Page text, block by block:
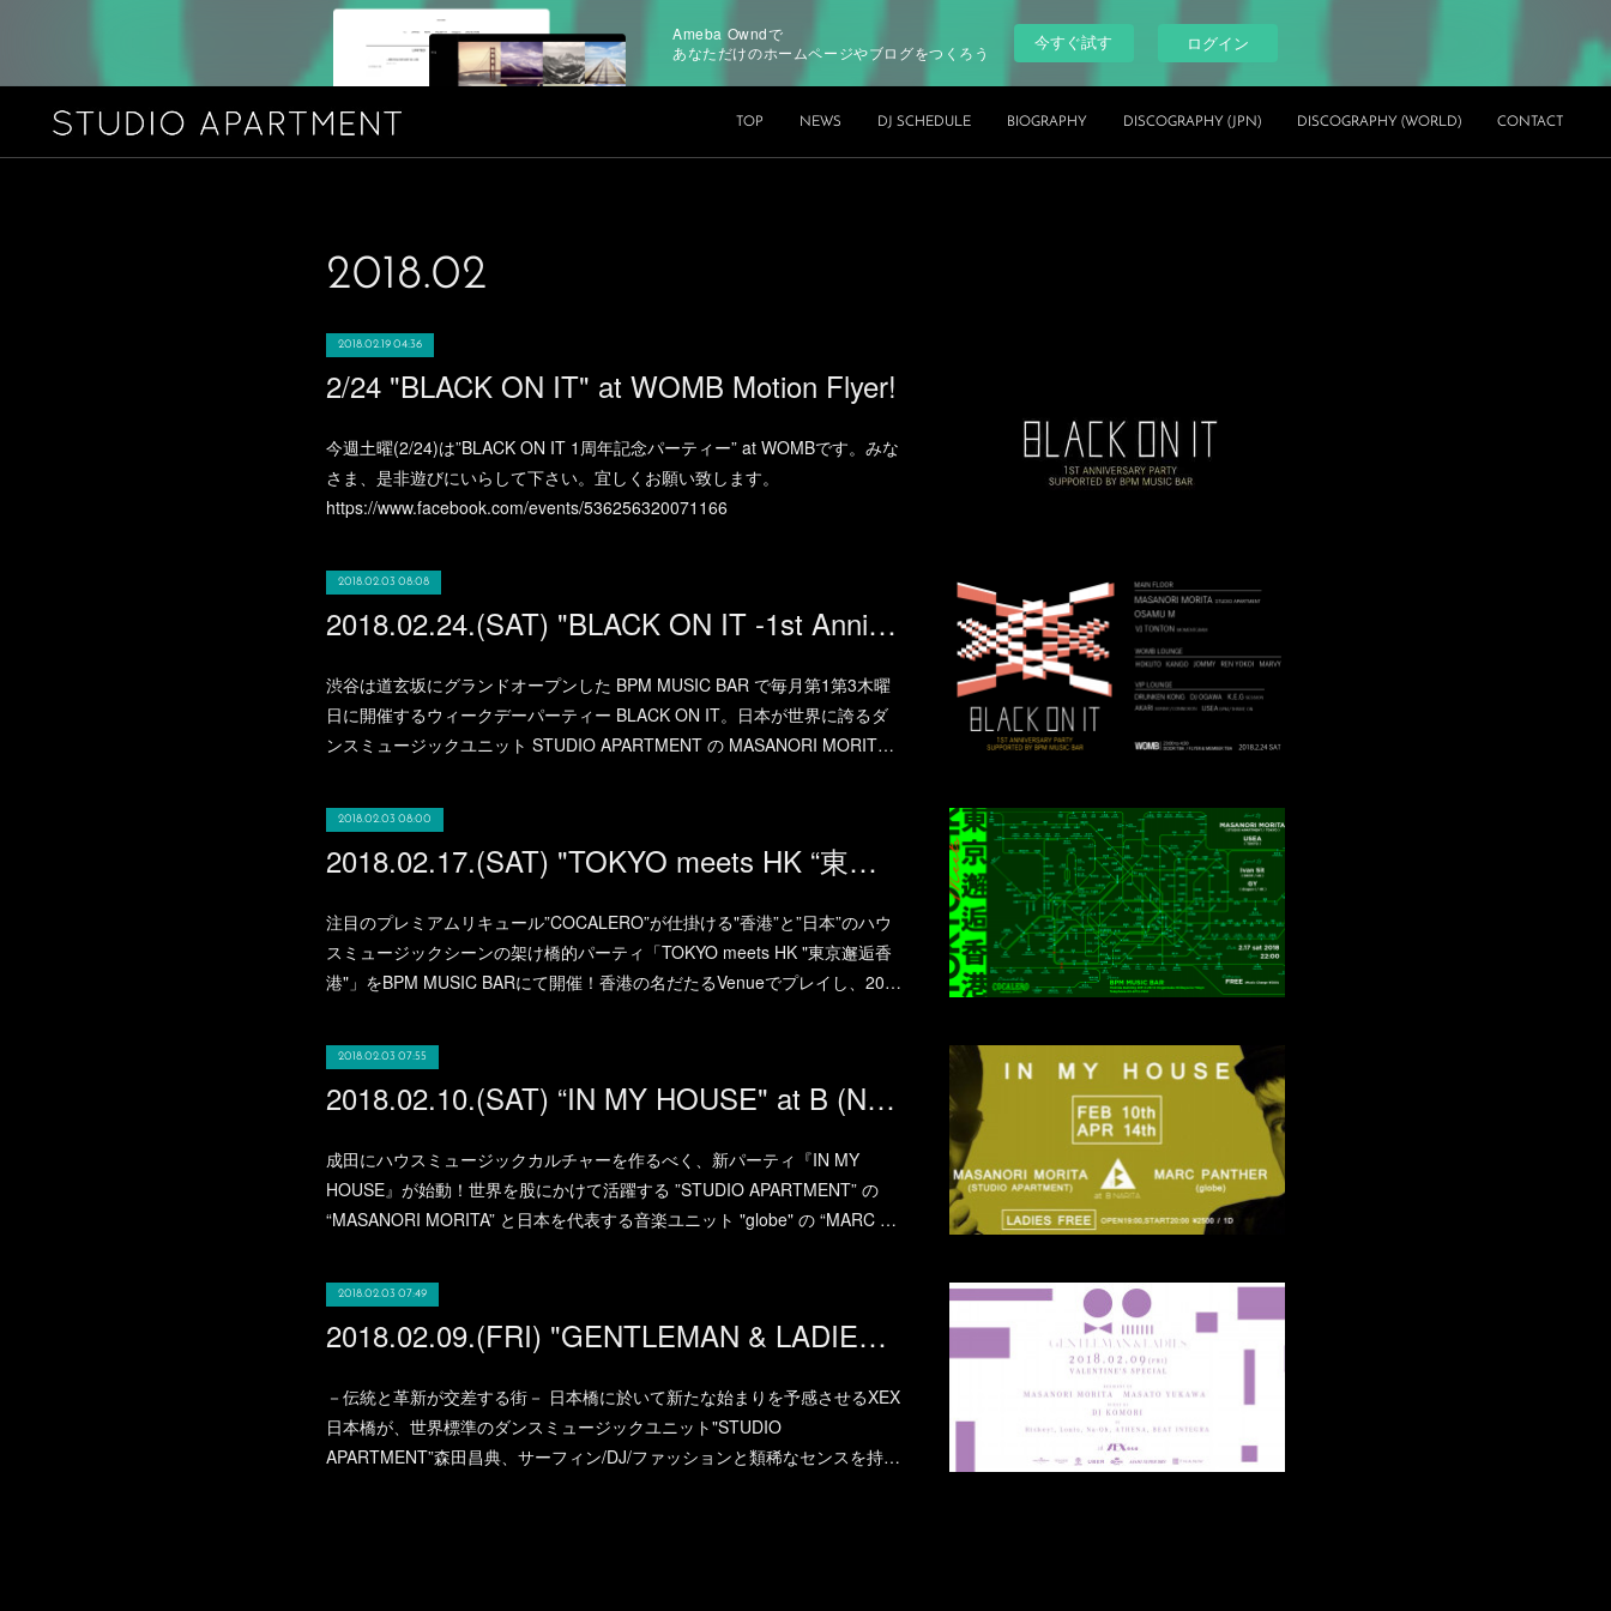
Ameba Owndで
あなただけのホームページやブログをつくろう
今すぐ試す ログイン
TOP NEWS DJ SCHEDULE BIOGRAPHY DISCOGRAPHY (JPN) DISCOGRAPHY (WORLD) CONTACT
2018.02
2018.02.19 04:36
2/24 "BLACK ON IT" at WOMB Motion Flyer!
今週土曜(2/24)は”BLACK ON IT 1周年記念パーティー” at WOMBです。みな
さま、是非遊びにいらして下さい。宜しくお願い致します。
https://www.facebook.com/events/536256320071166
2018.02.03 08:08
2018.02.24.(SAT) "BLACK ON IT -1st Anniversary Party- Supported by BPM MUSIC BAR" at WOMB (SHIBUYA
渋谷は道玄坂にグランドオープンした BPM MUSIC BAR で毎月第1第3木曜
日に開催するウィークデーパーティー BLACK ON IT。日本が世界に誇るダ
ンスミュージックユニット STUDIO APARTMENT の MASANORI MORIT…
2018.02.03 08:00
2018.02.17.(SAT) "TOKYO meets HK “東京邂逅香港” presented by COCALERO" at XEX Nihonbashi
注目のプレミアムリキュール”COCALERO”が仕掛ける"香港”と”日本”のハウ
スミュージックシーンの架け橋的パーティ「TOKYO meets HK "東京邂逅香
港"」をBPM MUSIC BARにて開催！香港の名だたるVenueでプレイし、20…
2018.02.03 07:55
2018.02.10.(SAT) “IN MY HOUSE" at B (NARITA)
成田にハウスミュージックカルチャーを作るべく、新パーティ『IN MY
HOUSE』が始動！世界を股にかけて活躍する ”STUDIO APARTMENT” の
“MASANORI MORITA” と日本を代表する音楽ユニット "globe" の “MARC …
2018.02.03 07:49
2018.02.09.(FRI) "GENTLEMAN & LADIES -Valentine's Special-" at XEX Nihonbashi
－伝統と革新が交差する街－ 日本橋に於いて新たな始まりを予感させるXEX
日本橋が、世界標準のダンスミュージックユニット"STUDIO
APARTMENT”森田昌典、サーフィン/DJ/ファッションと類稀なセンスを持…